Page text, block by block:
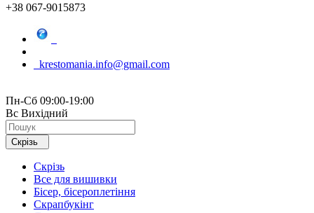
+38 067-9015873
krestomania.info@gmail.com
Пн-Сб 09:00-19:00
Вс Вихідний
Скрізь
Скрізь
Все для вишивки
Бісер, бісероплетіння
Скрапбукінг